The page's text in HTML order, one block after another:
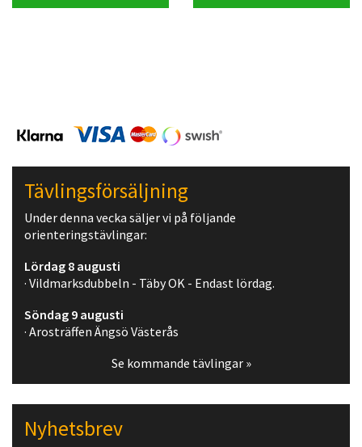
Tävlingsförsäljning
Under denna vecka säljer vi på följande
orienteringstävlingar:
Lördag 8 augusti
· Vildmarksdubbeln - Täby OK - Endast lördag.
Söndag 9 augusti
· Arosträffen Ängsö Västerås
Se kommande tävlingar »
Nyhetsbrev